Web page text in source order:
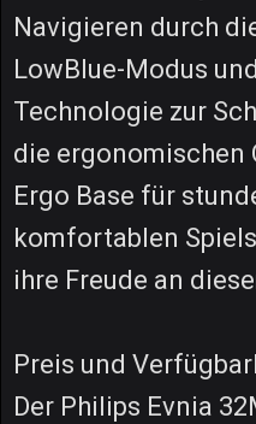
Navigieren durch
LowBlue-Modus
Technologie zur
die ergonomischen
Ergo Base für
komfortablen
ihre Freude an
Preis und
Der Philips Evnia